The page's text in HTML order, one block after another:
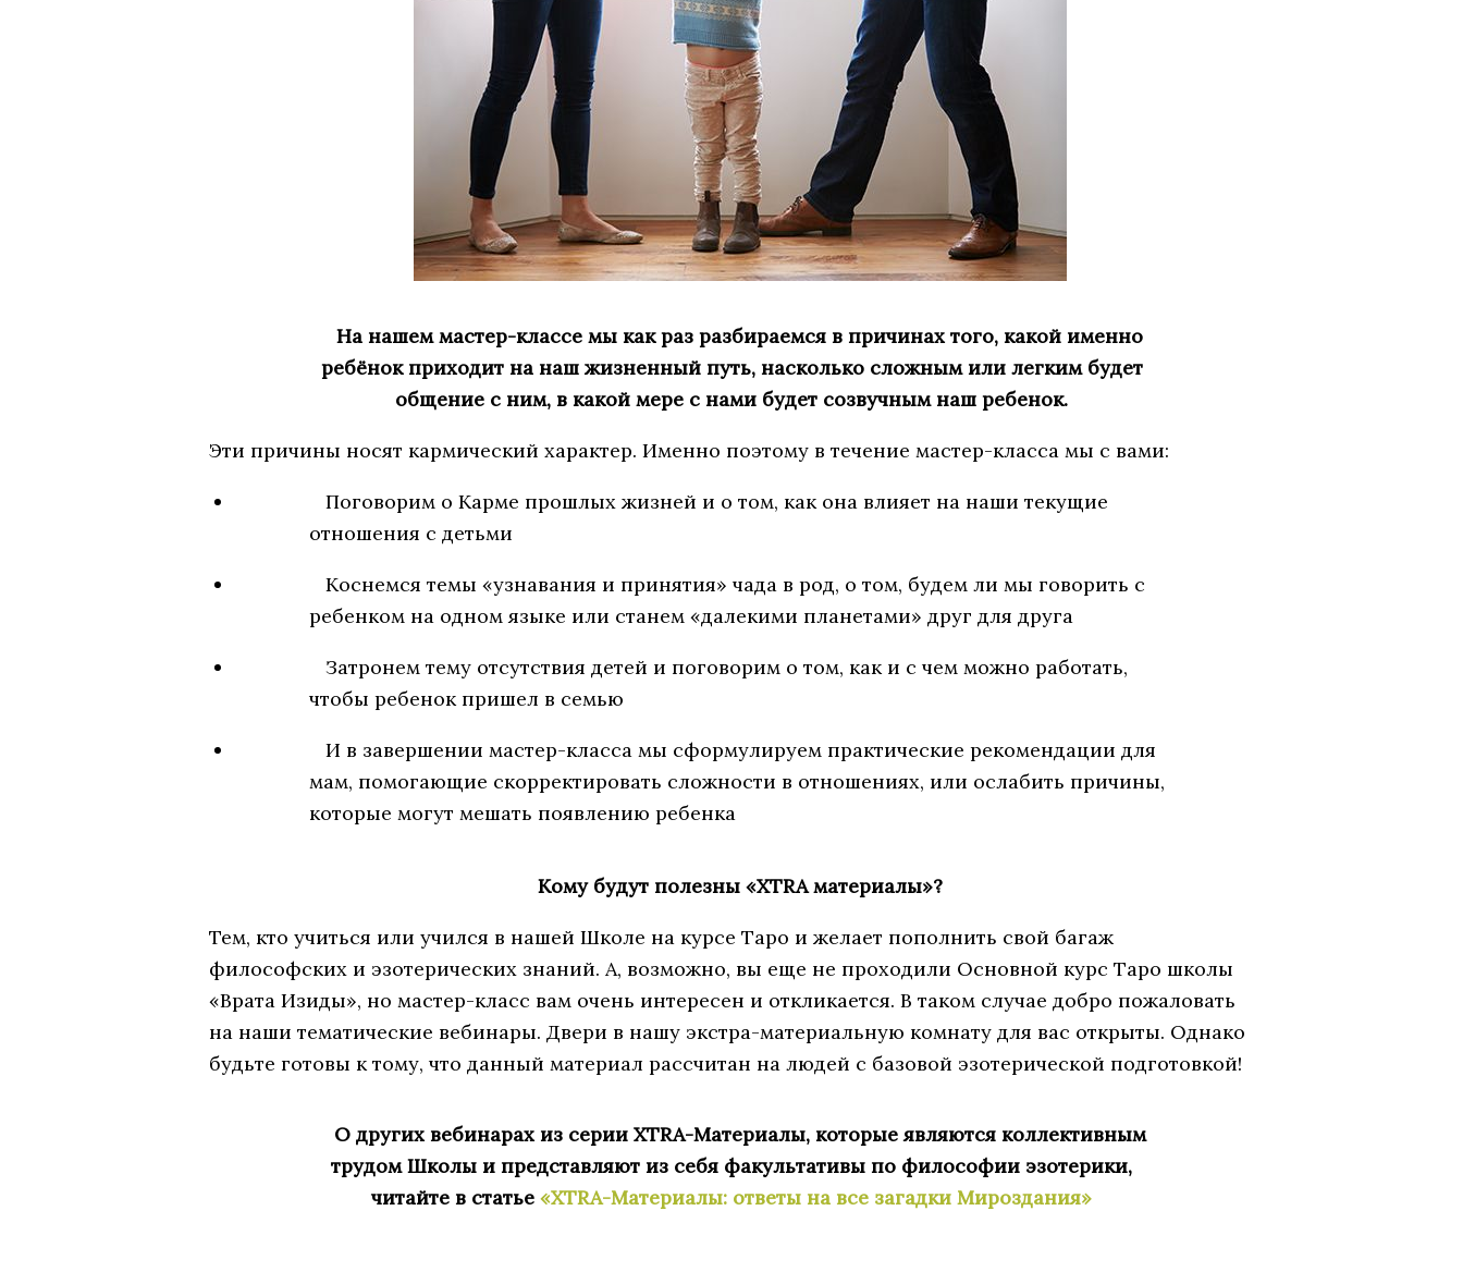
На нашем мастер-классе мы как раз разбираемся в причинах того, какой именно
ребёнок приходит на наш жизненный путь, насколько сложным или легким будет
общение с ним, в какой мере с нами будет созвучным наш ребенок.
Эти причины носят кармический характер. Именно поэтому в течение мастер-класса мы с вами:
Поговорим о Карме прошлых жизней и о том, как она влияет на наши текущие
отношения с детьми
Коснемся темы «узнавания и принятия» чада в род, о том, будем ли мы говорить с
ребенком на одном языке или станем «далекими планетами» друг для друга
Затронем тему отсутствия детей и поговорим о том, как и с чем можно работать,
чтобы ребенок пришел в семью
И в завершении мастер-класса мы сформулируем практические рекомендации для
мам, помогающие скорректировать сложности в отношениях, или ослабить причины,
которые могут мешать появлению ребенка
Кому будут полезны «XTRA материалы»?
Тем, кто учиться или учился в нашей Школе на курсе Таро и желает пополнить свой багаж
философских и эзотерических знаний. А, возможно, вы еще не проходили Основной курс Таро школы
«Врата Изиды», но мастер-класс вам очень интересен и откликается. В таком случае добро пожаловать
на наши тематические вебинары. Двери в нашу экстра-материальную комнату для вас открыты. Однако
будьте готовы к тому, что данный материал рассчитан на людей с базовой эзотерической подготовкой!
О других вебинарах из серии XTRA-Материалы, которые являются коллективным
трудом Школы и представляют из себя факультативы по философии эзотерики,
читайте в статье «XTRA-Материалы: ответы на все загадки Мироздания»